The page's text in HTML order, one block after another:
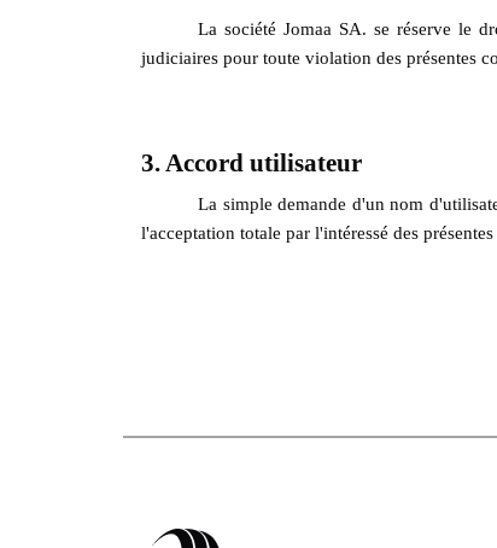
La société Jomaa SA. se réserve le
judiciaires pour toute violation des présentes
3. Accord utilisateur
La simple demande d'un nom
l'acceptation totale par l'intéressé des